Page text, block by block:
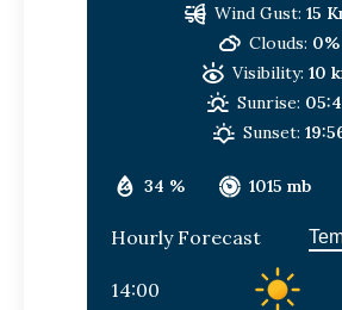
34 % 1015 mb
Wind Gust: 15
Clouds: 0%
Visibility: 10
Sunrise:
Sunset:
Hourly Forecast
14:00